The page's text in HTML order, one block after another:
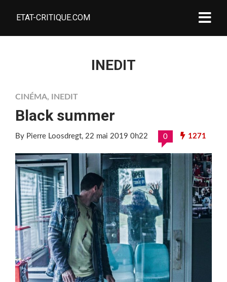
ETAT-CRITIQUE.COM
INEDIT
CINÉMA, INEDIT
Black summer
By Pierre Loosdregt, 22 mai 2019 0h22 0 1271